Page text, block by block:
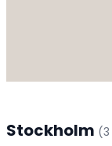
Stockholm (3